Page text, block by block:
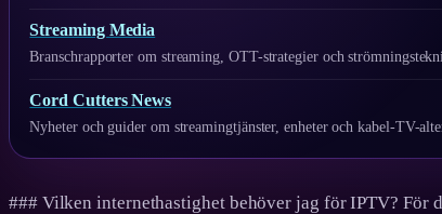
Streaming Media
Branschrapporter om streaming, OTT-strategier och
Cord Cutters News
Nyheter och guider om streamingtjänster, enheter och kabel-TV-
### Vilken internethastighet behöver jag för IPTV? För